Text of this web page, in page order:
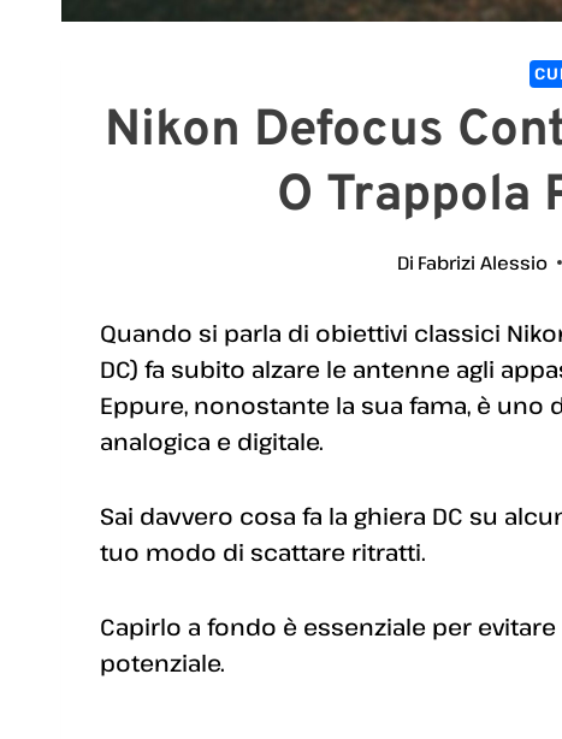
Nikon Defocus
O Trappola
Di Fabrizi Alessio
Quando si parla di obiettivi classici
DC) fa subito alzare le antenne agli
Eppure, nonostante la sua fama, è
analogica e digitale.
Sai davvero cosa fa la ghiera DC su
tuo modo di scattare ritratti.
Capirlo a fondo è essenziale per
potenziale.